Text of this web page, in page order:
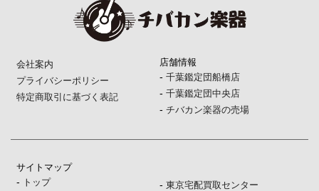
会社案内
プライバシーポリシー
特定商取引に基づく表記
店舗情報
- 千葉鑑定団船橋店
- 千葉鑑定団中央店
- チバカン楽器の売場
サイトマップ
- トップ - 東京宅配買取センター